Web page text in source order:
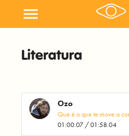
menu
Literatura
Ozo
Que é o que te move a
01:00.07 / 01:58.04